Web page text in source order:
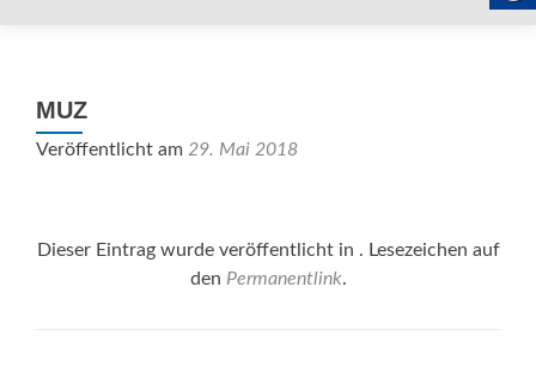
MUZ
Veröffentlicht am 29. Mai 2018
Dieser Eintrag wurde veröffentlicht in . Lesezeichen auf
den Permanentlink.